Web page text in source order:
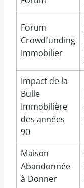
Forum
Crowdfunding
Immobilier
Impact de la
Bulle
Immobilière
des années
90
Maison
Abandonnée
à Donner